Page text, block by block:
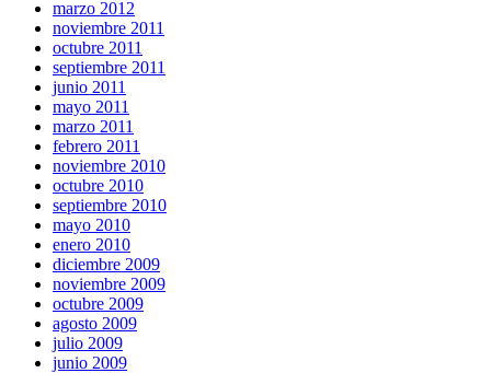
marzo 2012
noviembre 2011
octubre 2011
septiembre 2011
junio 2011
mayo 2011
marzo 2011
febrero 2011
noviembre 2010
octubre 2010
septiembre 2010
mayo 2010
enero 2010
diciembre 2009
noviembre 2009
octubre 2009
agosto 2009
julio 2009
junio 2009